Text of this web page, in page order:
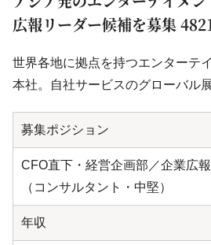
広報リーダー候補を募集 4821
世界各地に拠点を持つエンターテ
本社。自社サービスのグローバル
募集ポジション
CFO直下・経営企画部／企業広報
（コンサルタント・中堅）
年収